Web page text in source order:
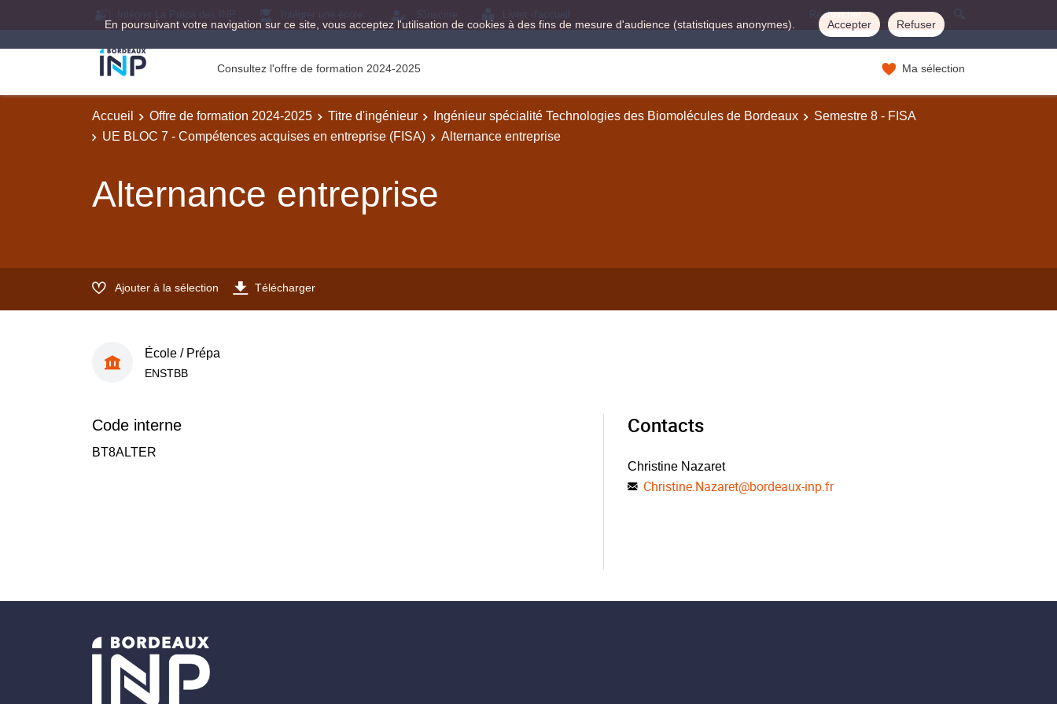
En poursuivant votre navigation sur ce site, vous acceptez l'utilisation de cookies à des fins de mesure d'audience (statistiques anonymes). Accepter Refuser
Intégrer La Prépa des INP Intégrer une école S'inscrire Livret d'accueil
Consultez l'offre de formation 2024-2025 Ma sélection
Accueil Offre de formation 2024-2025 Titre d'ingénieur Ingénieur spécialité Technologies des Biomolécules de Bordeaux
Semestre 8 - FISA
UE BLOC 7 - Compétences acquises en entreprise (FISA)
Alternance entreprise
Alternance entreprise
Ajouter à la sélection Télécharger
École / Prépa
ENSTBB
Code interne
BT8ALTER
Contacts
Christine Nazaret
Christine.Nazaret@bordeaux-inp.fr